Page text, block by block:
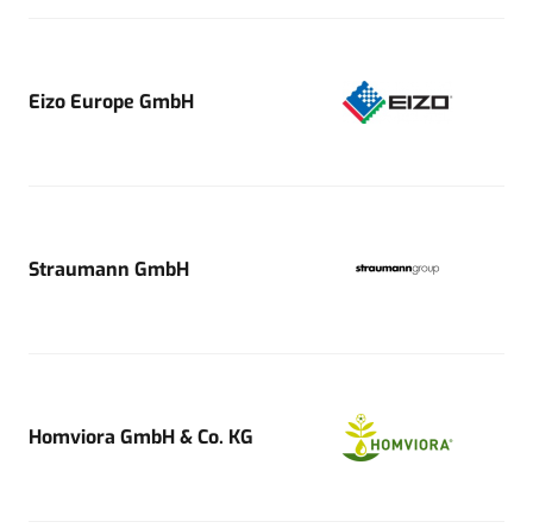
Eizo Europe GmbH
Straumann GmbH
Homviora GmbH & Co. KG